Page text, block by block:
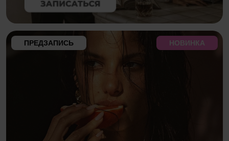
НОВИНКА
ПРЕДЗАПИСЬ